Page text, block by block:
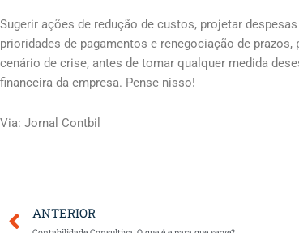
Sugerir ações de redução de custos, projetar
prioridades de pagamentos e renegociação de
cenário de crise, antes de tomar qualquer medida
financeira da empresa. Pense nisso!
Via: Jornal Contbil
ANTERIOR